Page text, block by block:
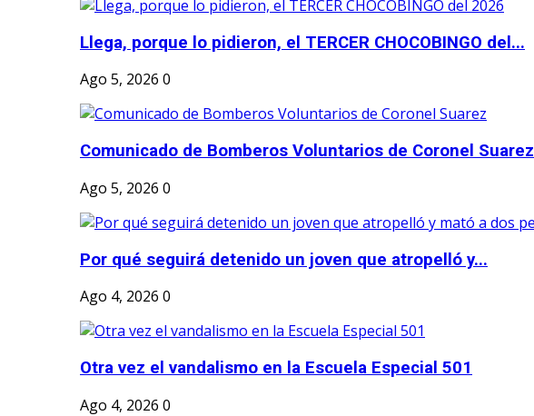
Llega, porque lo pidieron, el TERCER CHOCOBINGO del...
Ago 5, 2026 0
Comunicado de Bomberos Voluntarios de Coronel Suarez
Ago 5, 2026 0
Por qué seguirá detenido un joven que atropelló y...
Ago 4, 2026 0
Otra vez el vandalismo en la Escuela Especial 501
Ago 4, 2026 0